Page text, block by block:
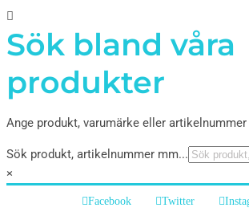
Sök bland våra
produkter
Ange produkt, varumärke eller
Sök produkt, artikelnummer mm...
×
Facebook Twitter